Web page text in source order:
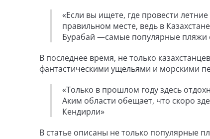
«Если вы ищете, где провести
правильном месте, ведь в
Бурабай —самые популярные пляжи
В последнее время, не только
фантастическими ущельями и морскими
«Только в прошлом году здесь
Аким области обещает, что скоро
Кендирли»
В статье описаны не только популярные